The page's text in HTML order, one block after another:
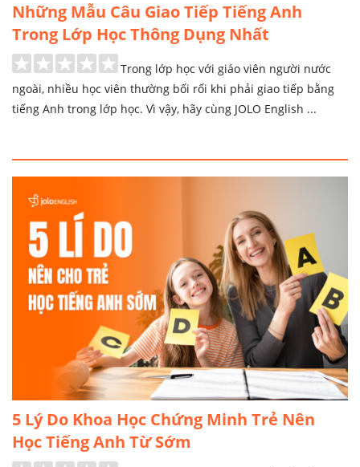
Những Mẫu Câu Giao Tiếp Tiếng Anh
Trong Lớp Học Thông Dụng Nhất
Trong lớp học với giáo viên người nước
ngoài, nhiều học viên thường bối rối khi phải giao tiếp bằng
tiếng Anh trong lớp học. Vì vậy, hãy cùng JOLO English ...
5 Lý Do Khoa Học Chứng Minh Trẻ Nên
Học Tiếng Anh Từ Sớm